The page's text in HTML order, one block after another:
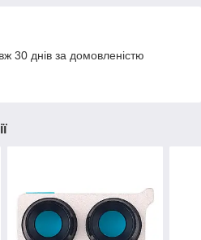
30 днів за домовленістю